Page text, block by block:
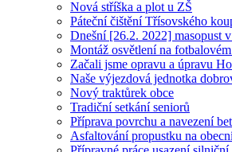
Nová stříška a plot u ZŠ
Páteční čištění Třísovského
Dnešní [26.2. 2022] masopust
Montáž osvětlení na
Začali jsme opravu a úpravu
Naše výjezdová jednotka
Nový traktůrek obce
Tradiční setkání seniorů
Příprava povrchu a navezení
Asfaltování propustku na